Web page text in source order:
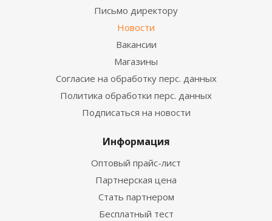
Письмо директору
Новости
Вакансии
Магазины
Согласие на обработку перс. данных
Политика обработки перс. данных
Подписаться на новости
Информация
Оптовый прайс-лист
Партнерская цена
Стать партнером
Бесплатный тест